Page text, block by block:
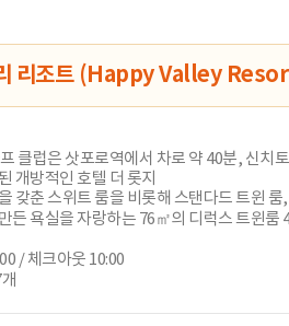
리조트 (Happy Valley
클럽은 삿포로역에서 차로 약 40분, 신치
개방적인 호텔 더 롯지
갖춘 스위트 룸을 비롯해 스탠다드 트윈
든 욕실을 자랑하는 76㎡의 디럭스 트윈
/ 체크아웃 10:00